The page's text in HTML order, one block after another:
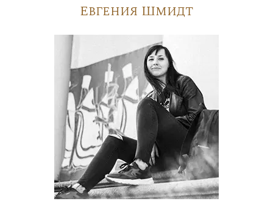
Евгения Шмидт